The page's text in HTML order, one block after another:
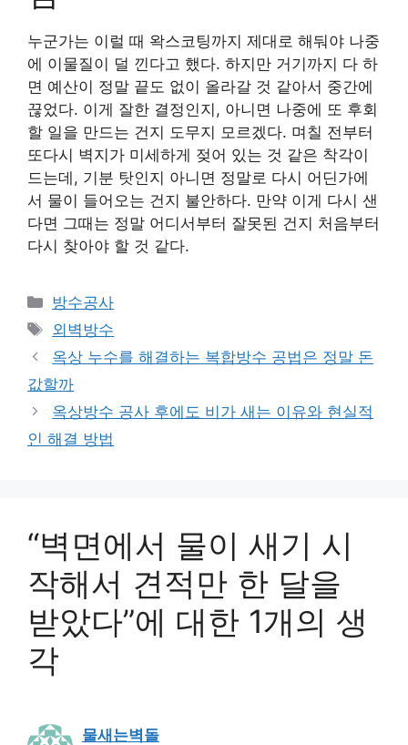
누군가는 이럴 때 왁스코팅까지 제대로 해둬야 나중
에 이물질이 덜 낀다고 했다. 하지만 거기까지 다 하
면 예산이 정말 끝도 없이 올라갈 것 같아서 중간에
끊었다. 이게 잘한 결정인지, 아니면 나중에 또 후회
할 일을 만드는 건지 도무지 모르겠다. 며칠 전부터
또다시 벽지가 미세하게 젖어 있는 것 같은 착각이
드는데, 기분 탓인지 아니면 정말로 다시 어딘가에
서 물이 들어오는 건지 불안하다. 만약 이게 다시 샌
다면 그때는 정말 어디서부터 잘못된 건지 처음부터
다시 찾아야 할 것 같다.
카
테
고
리
방수공사
태
그
외벽방수
옥상 누수를 해결하는 복합방수 공법은 정말 돈
값할까
옥상방수 공사 후에도 비가 새는 이유와 현실적
인 해결 방법
“벽면에서 물이 새기 시
작해서 견적만 한 달을
받았다”에 대한 1개의 생
각
물새는벽돌